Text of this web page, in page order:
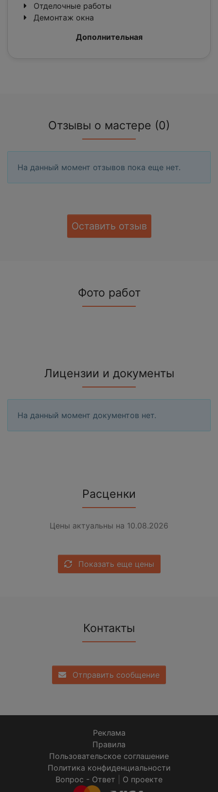
Отделочные работы
Демонтаж окна
Дополнительная
Отзывы о мастере (0)
На данный момент отзывов пока еще нет.
Оставить отзыв
Фото работ
Лицензии и документы
На данный момент документов нет.
Расценки
Цены актуальны на 10.08.2026
Показать еще цены
Контакты
Отправить сообщение
Реклама
Правила
Пользовательское соглашение
Политика конфиденциальности
Вопрос - Ответ
О проекте